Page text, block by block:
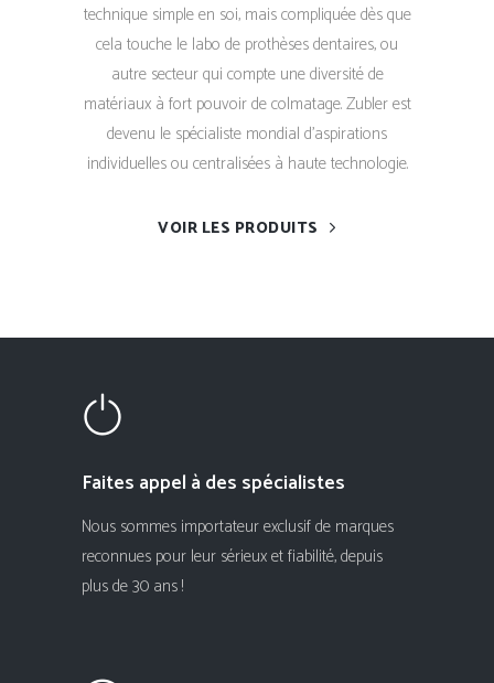
technique simple en soi, mais compliquée dès que
cela touche le labo de prothèses dentaires, ou
autre secteur qui compte une diversité de
matériaux à fort pouvoir de colmatage. Zubler est
devenu le spécialiste mondial d’aspirations
individuelles ou centralisées à haute technologie.
VOIR LES PRODUITS
Faites appel à des spécialistes
Nous sommes importateur exclusif de marques
reconnues pour leur sérieux et fiabilité, depuis
plus de 30 ans !